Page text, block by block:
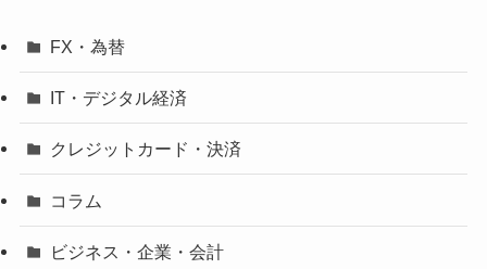
FX・為替
IT・デジタル経済
クレジットカード・決済
コラム
ビジネス・企業・会計